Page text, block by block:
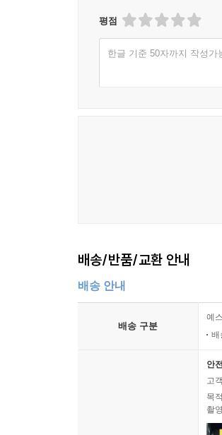
평점
한글 기준 50자까지 작성가
배송/반품/교환 안내
배송 안내
배송 구분
예
배
안
고
목
촬